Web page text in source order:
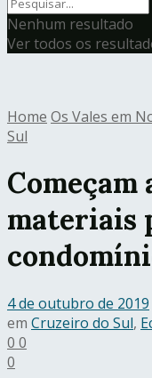
Nenhum resultado
Ver todos os
Home Os Vales em
Sul
Começam
materiais
4 de outubro de 2019
em Cruzeiro do Sul,
0 0
0